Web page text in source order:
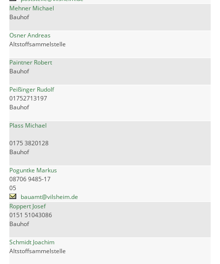
Mehner Michael
Bauhof
Osner Andreas
Altstoffsammelstelle
Paintner Robert
Bauhof
Peißinger Rudolf
01752713197
Bauhof
Plass Michael
0175 3820128
Bauhof
Poguntke Markus
08706 9485-17
05
bauamt@vilsheim.de
Roppert Josef
0151 51043086
Bauhof
Schmidt Joachim
Altstoffsammelstelle